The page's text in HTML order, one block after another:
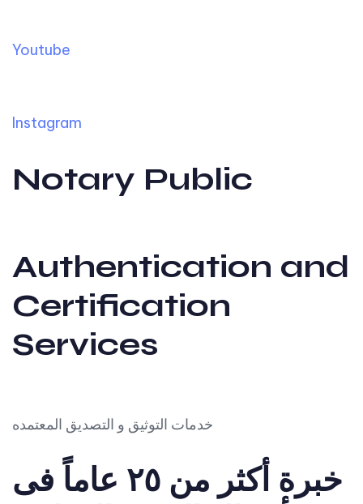
Youtube
Instagram
Notary Public
Authentication and
Certification
Services
خدمات التوثيق و التصديق المعتمده
خبرة أكثر من ٢٥ عاماً فى